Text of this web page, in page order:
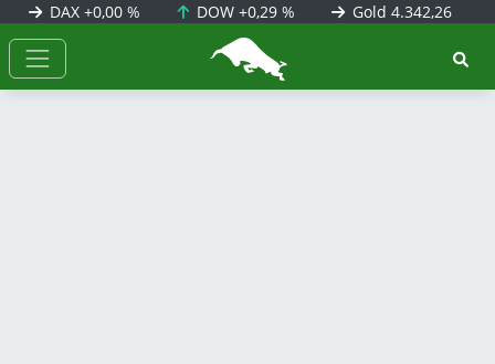
DAX +0,00 % DOW+0,29 % Gold 4.342,26
BörsenNEWS.de